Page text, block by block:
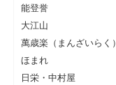
能登誉
大江山
萬歳楽（まんざいらく）
ほまれ
日栄・中村屋